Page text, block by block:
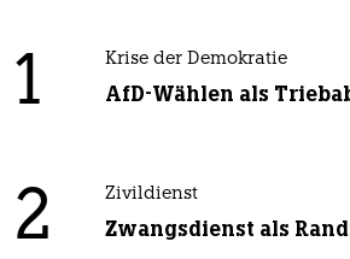
1 Krise der Demokratie
AfD-Wählen als
2 Zivildienst
Zwangsdienst als